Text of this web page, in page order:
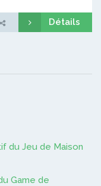
Détails
du Jeu de Maison
Game de